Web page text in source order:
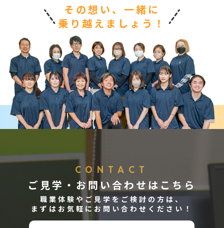
その想い、一緒に
乗り越えましょう！
CONTACT
ご見学・お問い合わせはこちら
職業体験やご見学をご検討の方は、
まずはお気軽にお問い合わせください！